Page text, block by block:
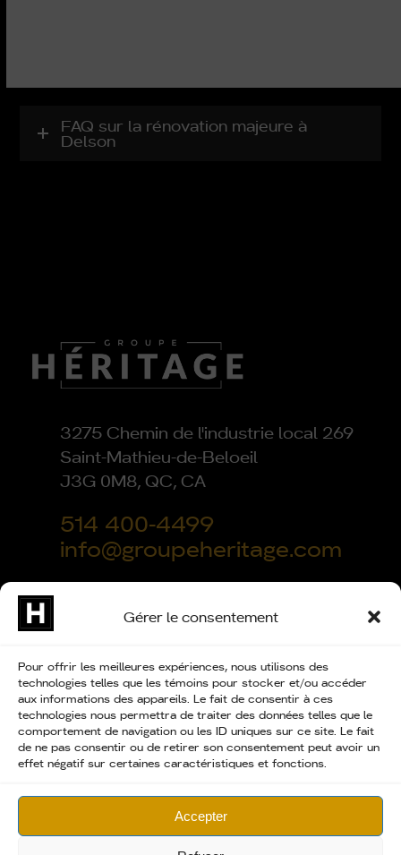
Gérer le consentement
Pour offrir les meilleures expériences, nous utilisons des
technologies telles que les témoins pour stocker et/ou accéder
aux informations des appareils. Le fait de consentir à ces
technologies nous permettra de traiter des données telles que le
comportement de navigation ou les ID uniques sur ce site. Le fait
de ne pas consentir ou de retirer son consentement peut avoir un
effet négatif sur certaines caractéristiques et fonctions.
Accepter
FAQ sur la rénovation majeure à
Delson
3275 Chemin de l'industrie local 269
Saint-Mathieu-de-Beloeil
J3G 0M8, QC, CA
514 400-4499
info@groupeheritage.com
© Groupe Héritage 2026. Tous droits réservés. Conception
web / Hekka Design Multimédia
RBQ : 5741-7479-01